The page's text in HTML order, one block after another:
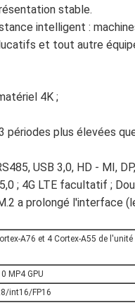
stable.
intelligent :
et tout autre
4K ;
périodes plus élevées
USB 3,0, HD - MI,
; 4G LTE facultatif ;
a prolongé l'interface
A76 et 4 Cortex-A55 de
MP4 GPU
int16/FP16